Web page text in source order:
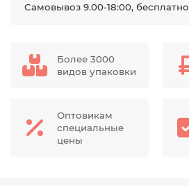
Самовывоз 9.00-18:00, бесплатно
Более 3000
видов упаковки
Оптовикам
специальные
цены